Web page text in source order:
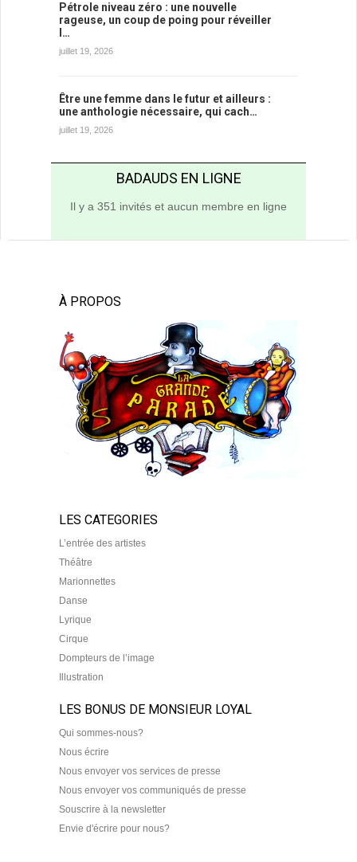
Pétrole niveau zéro : une nouvelle
rageuse, un coup de poing pour réveiller
l…
juillet 19, 2026
Être une femme dans le futur et ailleurs :
une anthologie nécessaire, qui cach…
juillet 19, 2026
BADAUDS EN LIGNE
Il y a 351 invités et aucun membre en ligne
À PROPOS
LES CATEGORIES
L’entrée des artistes
Théâtre
Marionnettes
Danse
Lyrique
Cirque
Dompteurs de l’image
Illustration
LES BONUS DE MONSIEUR LOYAL
Qui sommes-nous?
Nous écrire
Nous envoyer vos services de presse
Nous envoyer vos communiqués de presse
Souscrire à la newsletter
Envie d'écrire pour nous?